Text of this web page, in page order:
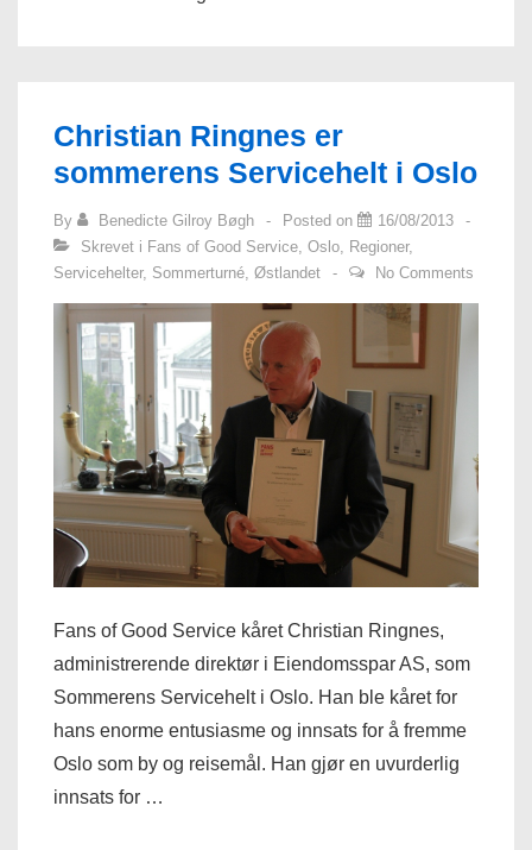
Christian Ringnes er
sommerens Servicehelt i Oslo
By Benedicte Gilroy Bøgh Posted on
16/08/2013
Skrevet i Fans of Good Service, Oslo, Regioner,
Servicehelter, Sommerturné, Østlandet No Comments
Fans of Good Service kåret Christian Ringnes,
administrerende direktør i Eiendomsspar AS, som
Sommerens Servicehelt i Oslo. Han ble kåret for
hans enorme entusiasme og innsats for å fremme
Oslo som by og reisemål. Han gjør en uvurderlig
innsats for …